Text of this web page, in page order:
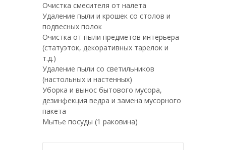
Очистка смесителя от налета
Удаление пыли и крошек со столов и
подвесных полок
Очистка от пыли предметов интерьера
(статуэток, декоративных тарелок и
т.д.)
Удаление пыли со светильников
(настольных и настенных)
Уборка и вынос бытового мусора,
дезинфекция ведра и замена мусорного
пакета
Мытье посуды (1 раковина)